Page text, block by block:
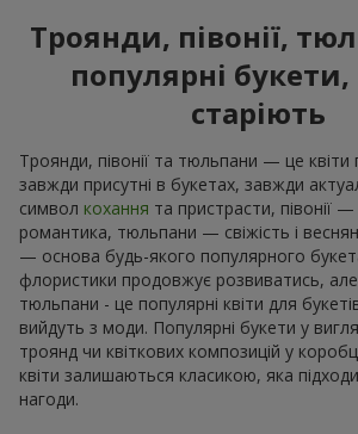
Троянди, півонії,
популярні
старіють
Троянди, півонії та тюльпани — це квіти
завжди присутні в букетах, завжди
символ кохання та пристрасти, півонії —
романтика, тюльпани — свіжість і
— основа будь-якого популярного
флористики продовжує розвиватись,
тюльпани - це популярні квіти для
вийдуть з моди. Популярні букети у
троянд чи квіткових композицій у
квіти залишаються класикою, яка
нагоди.